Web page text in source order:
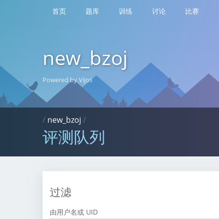
首页 题库 训练 讨论 比赛
new_bzoj
Powered by Vijos
/ new_bzoj /
评测队列
过滤
由用户名或 UID